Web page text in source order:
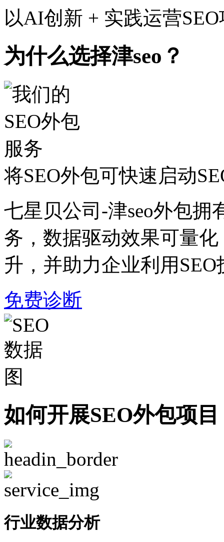
以AI创新 + 实践运营
为什么选择津seo？
将SEO外包可快速启动
七星贝公司-津seo外包拥
务，数据驱动效果可量
升，并助力企业利用
免费诊断
如何开展SEO外包项目
行业数据分析